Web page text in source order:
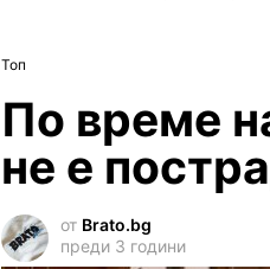
Топ
По време
не е
от Brato.bg
преди 3 години